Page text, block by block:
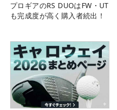
プロギアのRS DUOはFW・UT
も完成度が高く購入者続出！